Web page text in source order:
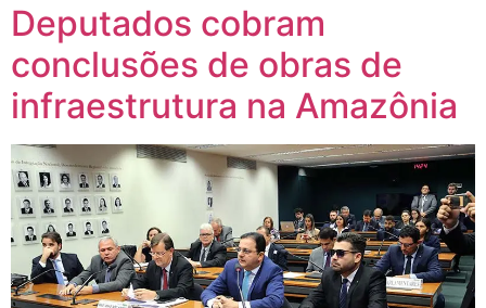
Deputados cobram
conclusões de obras de
infraestrutura na Amazônia